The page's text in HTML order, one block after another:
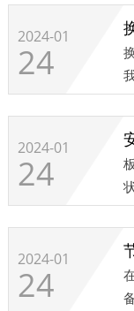
2024-01
24
2024-01
24
2024-01
24